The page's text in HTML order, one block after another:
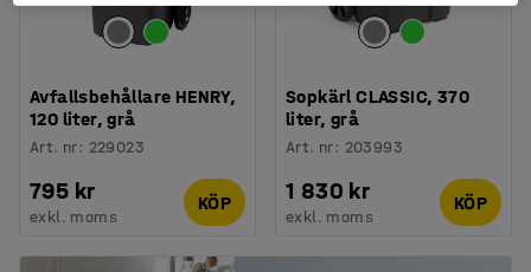
Avfallsbehållare HENRY,
120 liter, grå
Art. nr: 229023
795 kr
exkl. moms
KÖP
Sopkärl CLASSIC, 370
liter, grå
Art. nr: 203993
1 830 kr
exkl. moms
KÖP